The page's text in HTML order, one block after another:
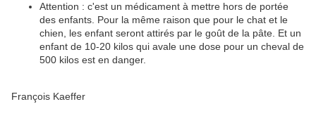
Attention : c'est un médicament à mettre hors de portée
des enfants. Pour la même raison que pour le chat et le
chien, les enfant seront attirés par le goût de la pâte. Et un
enfant de 10-20 kilos qui avale une dose pour un cheval de
500 kilos est en danger.
François Kaeffer